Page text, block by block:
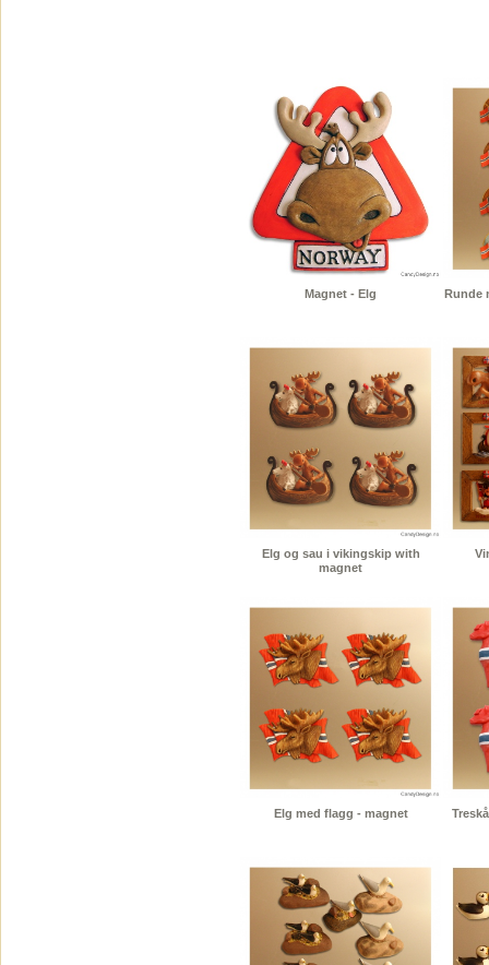
Magnet - Elg Runde
Elg og sau i vikingskip with
magnet
Elg med flagg - magnet